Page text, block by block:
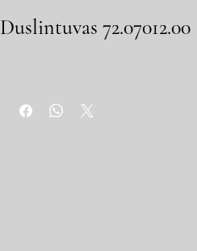
Duslintuvas 72.07012.00